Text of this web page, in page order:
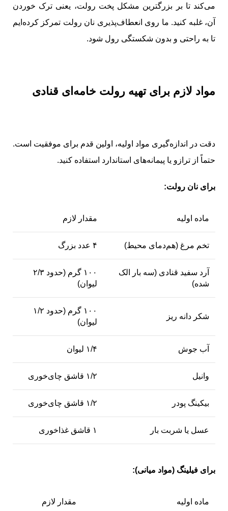
می‌کند تا بر بزرگترین مشکل پخت رولت، یعنی ترک خوردن
آن، غلبه کنید. ما روی انعطاف‌پذیری نان رولت تمرکز کرده‌ایم
تا به راحتی و بدون شکستگی رول شود.
مواد لازم برای تهیه رولت خامه‌ای قنادی
دقت در اندازه‌گیری مواد اولیه، اولین قدم برای موفقیت است.
حتماً از ترازو یا پیمانه‌های استاندارد استفاده کنید.
برای نان رولت:
ماده اولیه مقدار لازم
تخم مرغ (هم‌دمای محیط) ۴ عدد بزرگ
آرد سفید قنادی (سه بار الک
شده)
۱۰۰ گرم (حدود ۲/۳
لیوان)
شکر دانه ریز
۱۰۰ گرم (حدود ۱/۲
لیوان)
آب جوش ۱/۴ لیوان
وانیل ۱/۲ قاشق چای‌خوری
بیکینگ پودر ۱/۲ قاشق چای‌خوری
عسل یا شربت بار ۱ قاشق غذاخوری
برای فیلینگ (مواد میانی):
ماده اولیه مقدار لازم